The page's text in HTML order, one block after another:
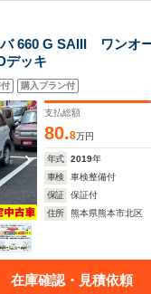
660 G SAIII ワンオ
デッキ
購入プラン付
支払総額
80.8万円
年式 2019年
車検
車検整備付
保証
保証付
住所
熊本県熊本市北区
在庫確認・見積依頼